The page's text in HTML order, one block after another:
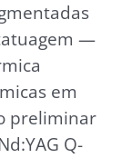
—
em
preliminar
Q-